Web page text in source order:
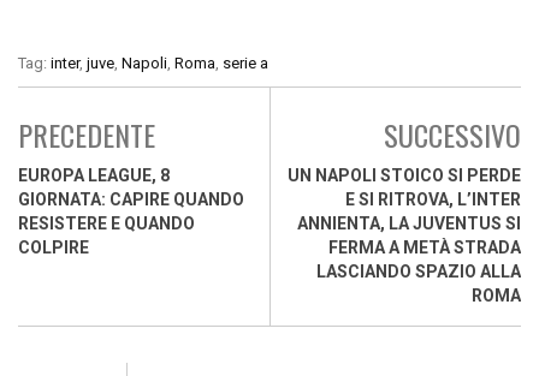
Tag: inter, juve Napoli Roma serie a
PRECEDENTE
EUROPA LEAGUE, 8
GIORNATA: CAPIRE QUANDO
RESISTERE E QUANDO
COLPIRE
SUCCESSIVO
UN NAPOLI STOICO SI PERDE
E SI RITROVA, L’INTER
ANNIENTA, LA JUVENTUS SI
FERMA A METÀ STRADA
LASCIANDO SPAZIO ALLA
ROMA